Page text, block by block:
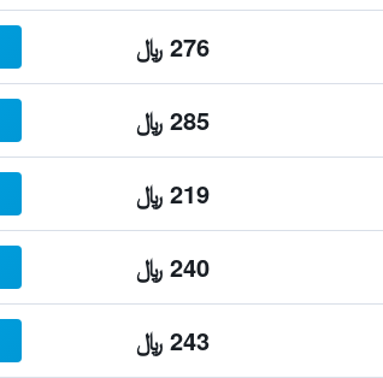
276 ﷼
285 ﷼
219 ﷼
240 ﷼
243 ﷼